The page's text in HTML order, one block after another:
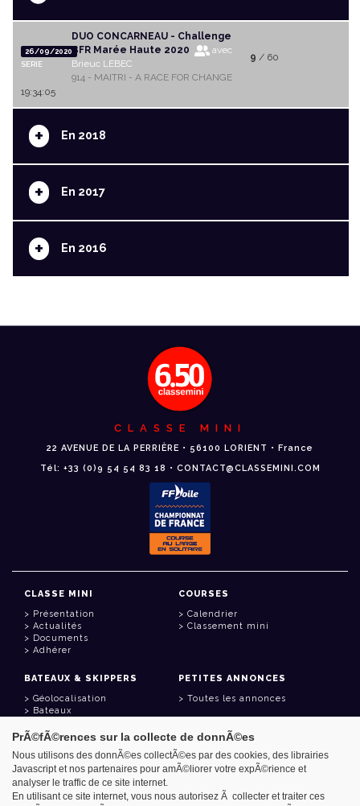
26/09/2020
SERIE
DUO CONCARNEAU - Challenge
BFR Marée Haute 2020
avec
Brieuc LEBEC
914 - MAITRI - A RACE FOR CHANGE
9 / 60
19:34:05
+ En 2018
+ En 2017
+ En 2016
CLASSE MINI
22 AVENUE DE LA PERRIÈRE • 56100 LORIENT • France
Tél: +33 (0)9 54 54 83 18 • CONTACT@CLASSEMINI.COM
CLASSE MINI
Présentation
Actualités
Documents
Adhérer
COURSES
Calendrier
Classement mini
BATEAUX & SKIPPERS
Géolocalisation
Bateaux
PETITES ANNONCES
Toutes les annonces
LIENS UTILES
Espace adhérent
Contact
Carnet d'adresses
PrÃ©fÃ©rences sur la collecte de donnÃ©es
Nous utilisons des donnÃ©es collectÃ©es par des cookies, des librairies
Javascript et nos partenaires pour amÃ©liorer votre expÃ©rience et
analyser le traffic de ce site internet.
En utilisant ce site internet, vous nous autorisez Ã collecter et traiter ces